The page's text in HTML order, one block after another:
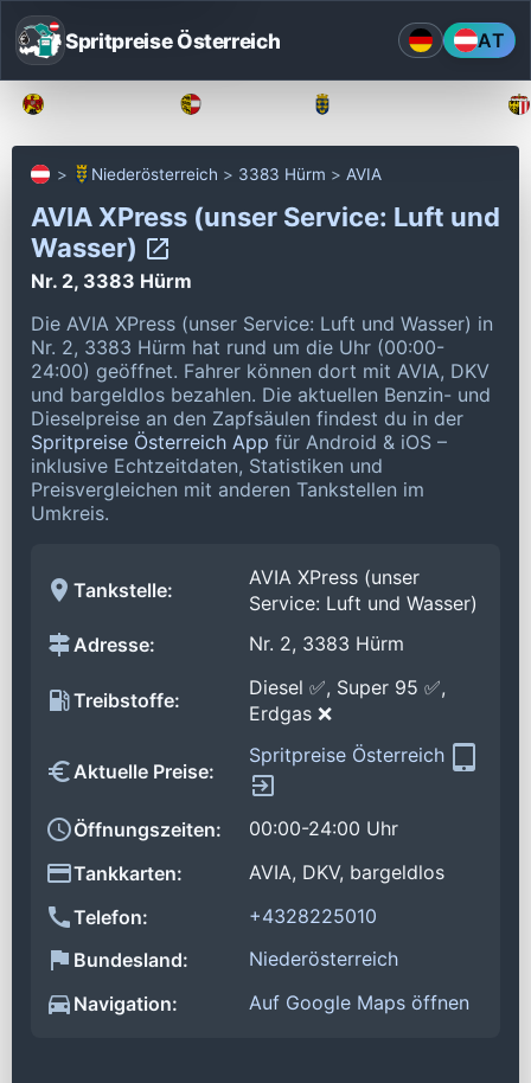
Spritpreise Österreich AT
Niederösterreich 3383 Hürm AVIA
AVIA XPress (unser Service: Luft und
Wasser)
Nr. 2, 3383 Hürm
Die AVIA XPress (unser Service: Luft und Wasser) in
Nr. 2, 3383 Hürm hat rund um die Uhr (00:00-
24:00) geöffnet. Fahrer können dort mit AVIA, DKV
und bargeldlos bezahlen. Die aktuellen Benzin- und
Dieselpreise an den Zapfsäulen findest du in der
Spritpreise Österreich App für Android & iOS –
inklusive Echtzeitdaten, Statistiken und
Preisvergleichen mit anderen Tankstellen im
Umkreis.
Tankstelle:
AVIA XPress (unser
Service: Luft und Wasser)
Adresse:
Nr. 2, 3383 Hürm
Treibstoffe:
Diesel ✅, Super 95 ✅,
Erdgas ❌
Aktuelle Preise:
Spritpreise Österreich
Öffnungszeiten:
00:00-24:00 Uhr
Tankkarten:
AVIA, DKV, bargeldlos
Telefon:
+4328225010
Bundesland:
Niederösterreich
Navigation:
Auf Google Maps öffnen